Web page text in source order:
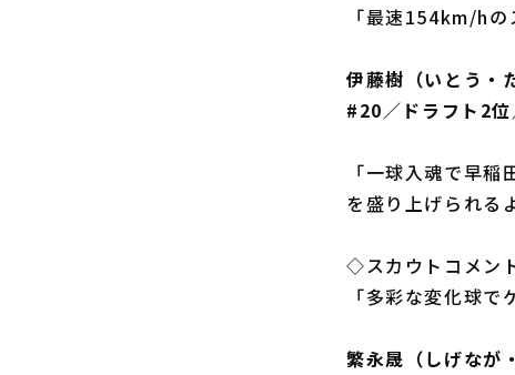
「最速154km/h
伊藤樹（いとう・
#20／ドラフト2
「一球入魂で早
を盛り上げられる
◇スカウトコメン
「多彩な変化球
繁永晟（しげなが